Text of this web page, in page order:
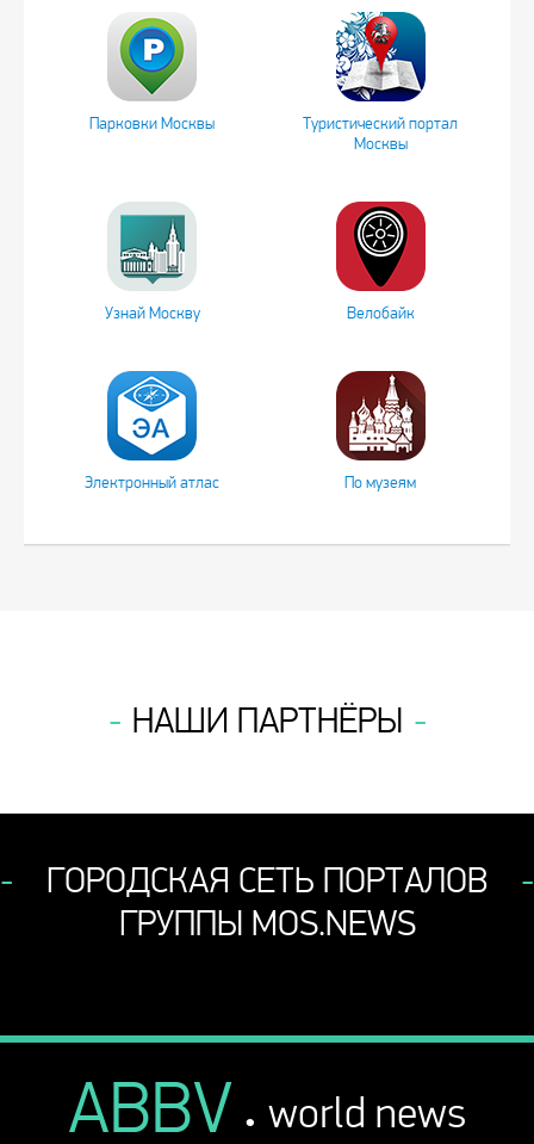
Парковки Москвы
Туристический портал
Москвы
Узнай Москву Велобайк
Электронный атлас По музеям
НАШИ ПАРТНЁРЫ
ГОРОДСКАЯ СЕТЬ ПОРТАЛОВ
ГРУППЫ MOS.NEWS
ABBV . world news